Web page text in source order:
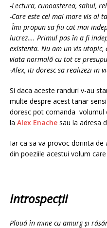
-Lectura, cunoasterea, sahul,
-Care este cel mai mare vis al
-Îmi propun sa fiu cat mai
lucrez…. Primul pas în a fi
existenta. Nu am un vis utopic,
viata normală cu tot ce
-Alex, iti doresc sa realizezi in
Si daca aceste randuri v-au
multe despre acest tanar
doresc pot comanda volumul
la Alex Enache sau la adresa
Iar ca sa va provoc dorinta de
din poeziile acestui volum
Introspecții
Plouă în mine cu amurg și